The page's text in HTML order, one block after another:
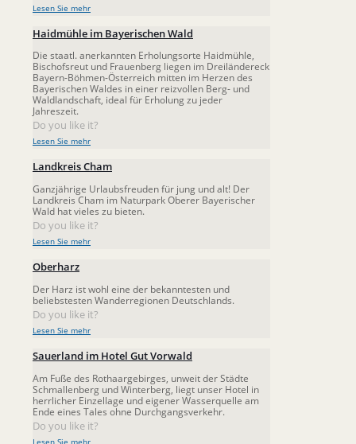
Lesen Sie mehr
Haidmühle im Bayerischen Wald
Die staatl. anerkannten Erholungsorte Haidmühle,
Bischofsreut und Frauenberg liegen im Dreiländereck
Bayern-Böhmen-Österreich mitten im Herzen des
Bayerischen Waldes in einer reizvollen Berg- und
Waldlandschaft, ideal für Erholung zu jeder
Jahreszeit.
Do you like it?
Lesen Sie mehr
Landkreis Cham
Ganzjährige Urlaubsfreuden für jung und alt! Der
Landkreis Cham im Naturpark Oberer Bayerischer
Wald hat vieles zu bieten.
Do you like it?
Lesen Sie mehr
Oberharz
Der Harz ist wohl eine der bekanntesten und
beliebstesten Wanderregionen Deutschlands.
Do you like it?
Lesen Sie mehr
Sauerland im Hotel Gut Vorwald
Am Fuße des Rothaargebirges, unweit der Städte
Schmallenberg und Winterberg, liegt unser Hotel in
herrlicher Einzellage und eigener Wasserquelle am
Ende eines Tales ohne Durchgangsverkehr.
Do you like it?
Lesen Sie mehr